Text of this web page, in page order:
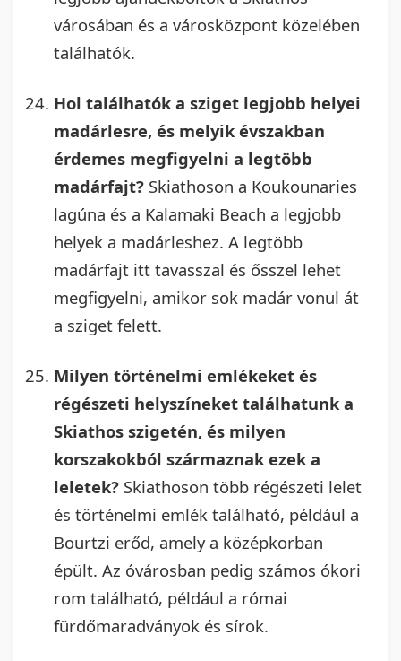
városában és a városközpont közelében
találhatók.
Hol találhatók a sziget legjobb helyei
madárlesre, és melyik évszakban
érdemes megfigyelni a legtöbb
madárfajt? Skiathoson a Koukounaries
lagúna és a Kalamaki Beach a legjobb
helyek a madárleshez. A legtöbb
madárfajt itt tavasszal és ősszel lehet
megfigyelni, amikor sok madár vonul át
a sziget felett.
Milyen történelmi emlékeket és
régészeti helyszíneket találhatunk a
Skiathos szigetén, és milyen
korszakokból származnak ezek a
leletek? Skiathoson több régészeti lelet
és történelmi emlék található, például a
Bourtzi erőd, amely a középkorban
épült. Az óvárosban pedig számos ókori
rom található, például a római
fürdőmaradványok és sírok.